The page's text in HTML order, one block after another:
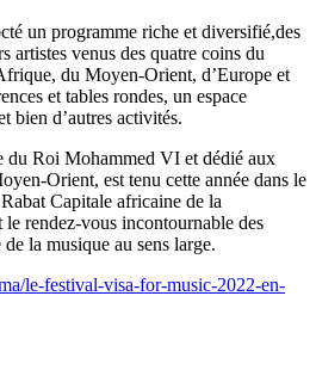
un programme riche et diversifié,des
artistes venus des quatre coins du
du Moyen-Orient, d’Europe et
et tables rondes, un espace
bien d’autres activités.
du Roi Mohammed VI et dédié aux
Orient, est tenu cette année dans le
Capitale africaine de la
rendez-vous incontournable des
la musique au sens large.
le-festival-visa-for-music-2022-en-